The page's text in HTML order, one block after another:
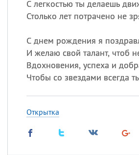
С легкостью ты делаешь
Столько лет потрачено не
С днем рождения я
И желаю свой талант, чтоб
Вдохновения, успеха и
Чтобы со звездами всегда
Открытка